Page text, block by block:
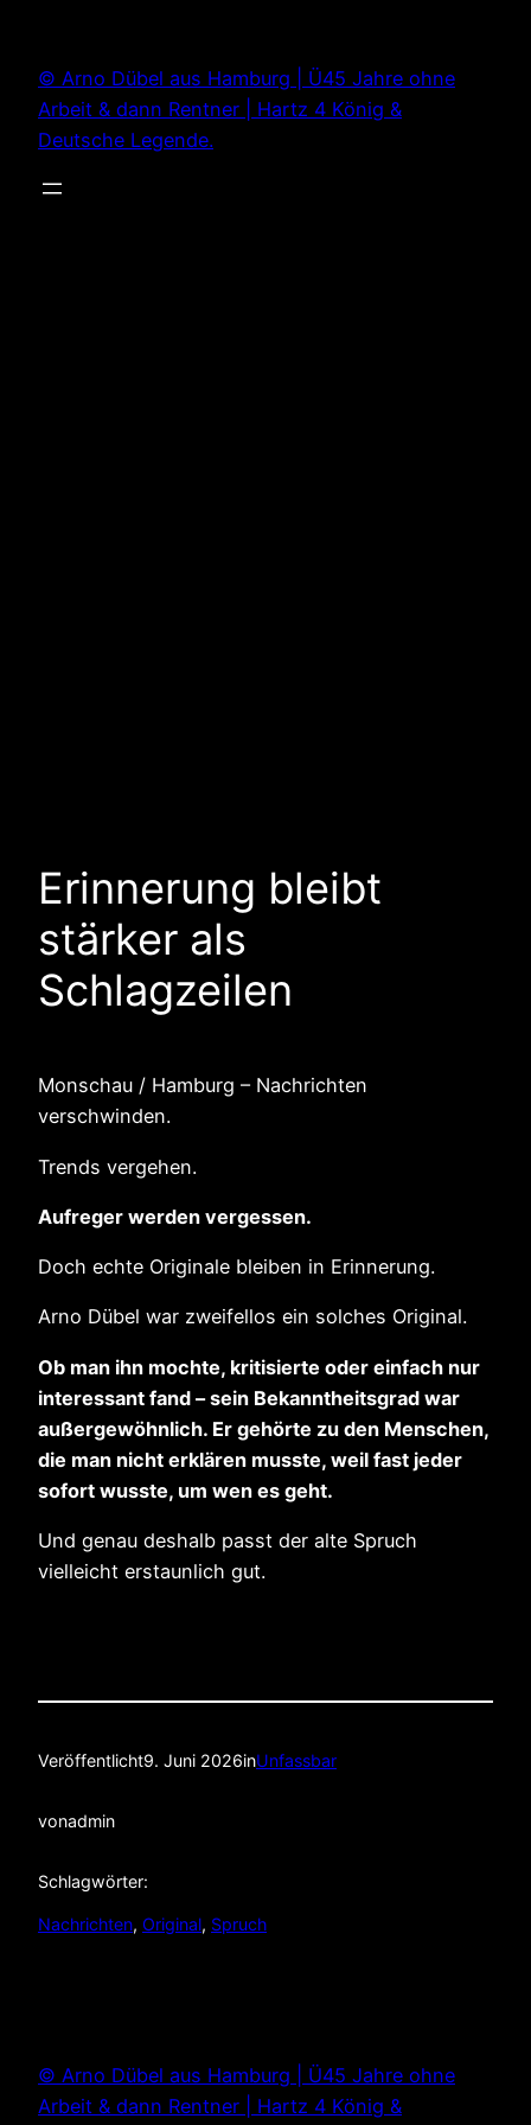
springen
© Arno Dübel aus Hamburg | Ü45 Jahre ohne
Arbeit & dann Rentner | Hartz 4 König &
Deutsche Legende.
Erinnerung bleibt
stärker als
Schlagzeilen
Monschau / Hamburg – Nachrichten
verschwinden.
Trends vergehen.
Aufreger werden vergessen.
Doch echte Originale bleiben in Erinnerung.
Arno Dübel war zweifellos ein solches Original.
Ob man ihn mochte, kritisierte oder einfach nur
interessant fand – sein Bekanntheitsgrad war
außergewöhnlich. Er gehörte zu den Menschen,
die man nicht erklären musste, weil fast jeder
sofort wusste, um wen es geht.
Und genau deshalb passt der alte Spruch
vielleicht erstaunlich gut.
Veröffentlicht9. Juni 2026inUnfassbar
vonadmin
Schlagwörter:
Nachrichten, Original, Spruch
© Arno Dübel aus Hamburg | Ü45 Jahre ohne
Arbeit & dann Rentner | Hartz 4 König &